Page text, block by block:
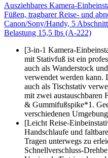
Ausziehbares Kamera-
Füßen, tragbarer Reise- und
Canon/Sony/Handy, 5
Belastung 15,5 lbs (A-222)
[3-in-1 Kamera-
mit Stativfuß ist ein
auch als Wanderstock
verwendet werden kann.
auch als Tischstativ
mit zwei austauschbaren
& Gummifußspike*1.
verschiedenen
[Leicht Reise-
Handschlaufe und
Tragen unterwegs zu
Schnellverschluss-